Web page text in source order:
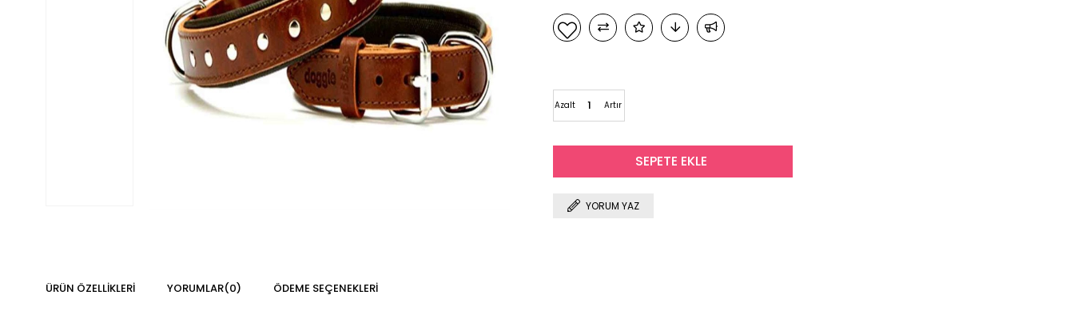
Artır
Azalt
YORUM YAZ
ÜRÜN ÖZELLIKLERI YORUMLAR(0) ÖDEME SEÇENEKLERI